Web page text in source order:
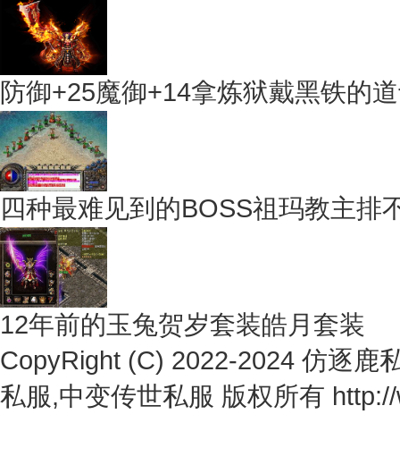
防御+25魔御+14拿炼狱戴黑铁的
四种最难见到的BOSS祖玛教主排
12年前的玉兔贺岁套装皓月套装
CopyRight (C) 2022-2024 仿逐鹿
私服,中变传世私服 版权所有